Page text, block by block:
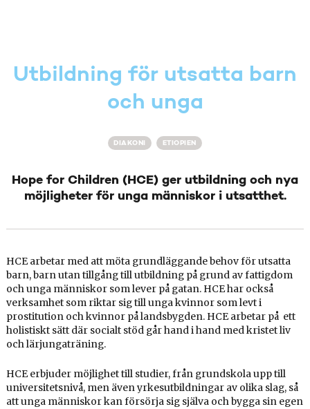
Utbildning för utsatta barn
och unga
DIAKONI ETIOPIEN
Hope for Children (HCE) ger utbildning och nya
möjligheter för unga människor i utsatthet.
HCE arbetar med att möta grundläggande behov för utsatta
barn, barn utan tillgång till utbildning på grund av fattigdom
och unga människor som lever på gatan. HCE har också
verksamhet som riktar sig till unga kvinnor som levt i
prostitution och kvinnor på landsbygden. HCE arbetar på ett
holistiskt sätt där socialt stöd går hand i hand med kristet liv
och lärjungaträning.
HCE erbjuder möjlighet till studier, från grundskola upp till
universitetsnivå, men även yrkesutbildningar av olika slag, så
att unga människor kan försörja sig själva och bygga sin egen